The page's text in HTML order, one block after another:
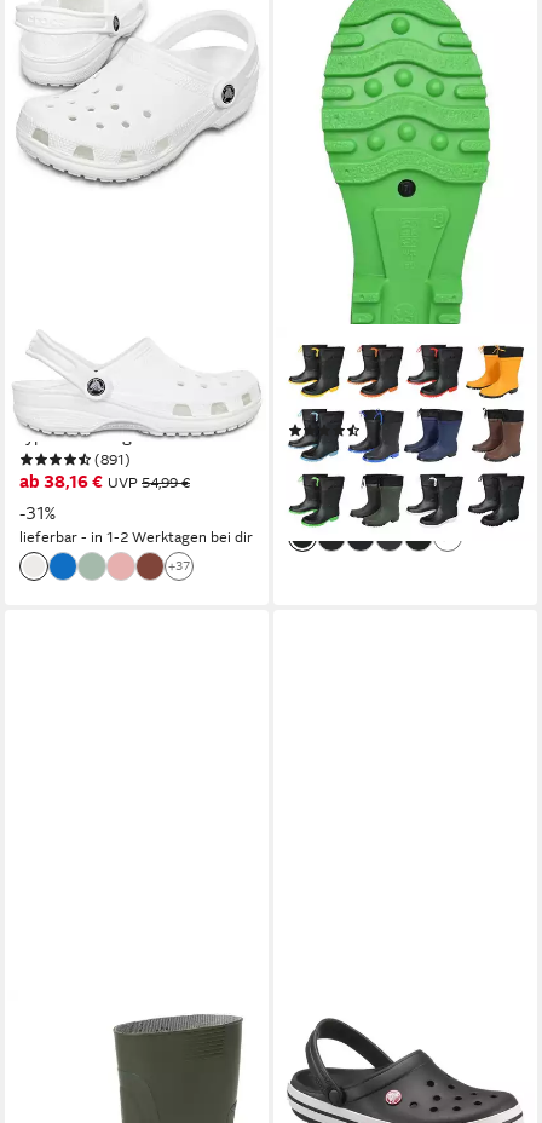
CROCS
Classic Clog Sommerschuh,
Gartenschuh, Poolslides, mit
typischem Logo
(891)
ab 38,16 € UVP 54,99 €
-31%
lieferbar - in 1-2 Werktagen bei dir
+37
MADSEA
Hannes Gummistiefel mit
Nylonstulpe und Schnürung
(6)
49,90 € UVP59,90 €
-17%
lieferbar - in 2-3 Werktagen bei dir